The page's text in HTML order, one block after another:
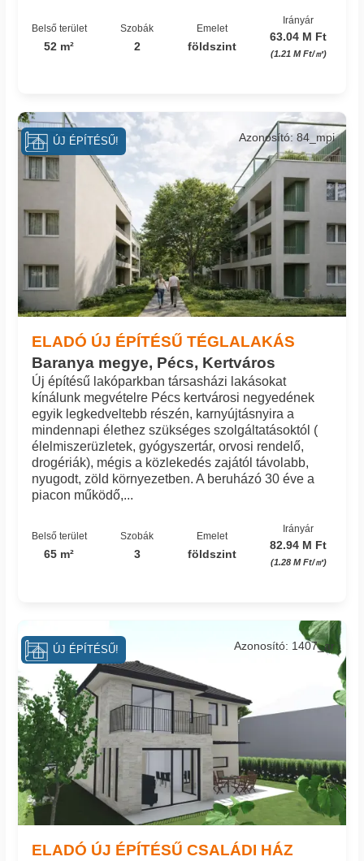
Belső terület
52 m²
Szobák
2
Emelet
földszint
Irányár
63.04 M Ft
(1.21 M Ft/㎡)
ELADÓ ÚJ ÉPÍTÉSŰ TÉGLALAKÁS
Baranya megye, Pécs, Kertváros
Azonosító: 84_mpi
Új építésű lakóparkban társasházi lakásokat
kínálunk megvételre Pécs kertvárosi negyedének
egyik legkedveltebb részén, karnyújtásnyira a
mindennapi élethez szükséges szolgáltatásoktól (
élelmiszerüzletek, gyógyszertár, orvosi rendelő,
drogériák), mégis a közlekedés zajától távolabb,
nyugodt, zöld környezetben. A beruházó 30 éve a
piacon működő,...
Belső terület
65 m²
Szobák
3
Emelet
földszint
Irányár
82.94 M Ft
(1.28 M Ft/㎡)
ÚJ ÉPÍTÉSŰ!
ELADÓ ÚJ ÉPÍTÉSŰ CSALÁDI HÁZ
Azonosító: 1407_ar
ÚJ ÉPÍTÉSŰ!